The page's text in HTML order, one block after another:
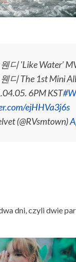
디 'Like Water’
디 The 1st Mini
6PM KST
ejHHVa3j6s
(@RVsmtown)
dni, czyli dwie